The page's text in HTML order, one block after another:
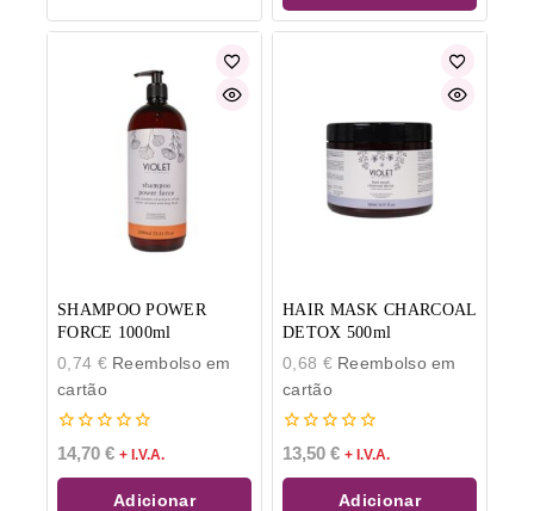
SHAMPOO POWER
FORCE 1000ml
0,74 €Reembolso em
cartão
0
de
5
14,70 € + I.V.A.
Adicionar
HAIR MASK CHARCOAL
DETOX 500ml
0,68 €Reembolso em
cartão
0
de
5
13,50 € + I.V.A.
Adicionar